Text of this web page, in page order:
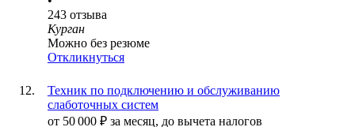
243 отзыва
Курган
Можно без резюме
Откликнуться
Техник по подключению и обслуживанию
слаботочных систем
от 50 000 ₽ за месяц, до вычета налогов